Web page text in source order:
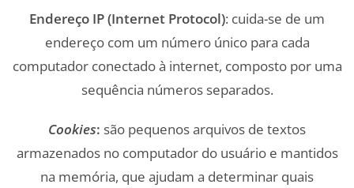
Endereço IP (Internet Protocol): cuida-se de um
endereço com um número único para cada
computador conectado à internet, composto por uma
sequência números separados.
Cookies: são pequenos arquivos de textos
armazenados no computador do usuário e mantidos
na memória, que ajudam a determinar quais